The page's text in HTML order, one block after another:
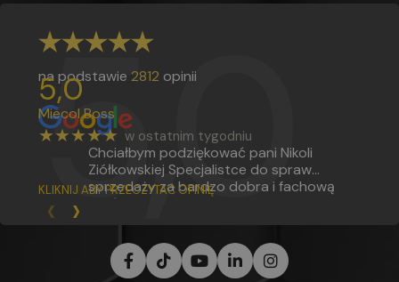
5,0
5,0
na podstawie 2812 opinii
Miecol Boss
★★★★★ w ostatnim tygodniu
Chciałbym podziękować pani Nikoli
Ziółkowskiej Specjalistce do spraw
sprzedaży za bardzo dobra i fachową
obsługę na Bardzo wysokim poziomie.
pomocy zdobycia kursów zawodowych.
Dziękuję z poważaniem Mietz Bartek
KLIKNIJ ABY PRZECZYTAĆ OPINIĘ
‹ ›